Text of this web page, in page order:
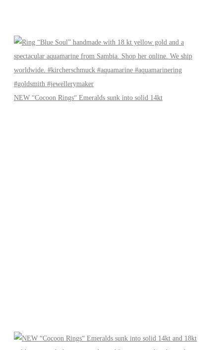
NEW “Cocoon Rings“ Emeralds sunk into solid 14kt